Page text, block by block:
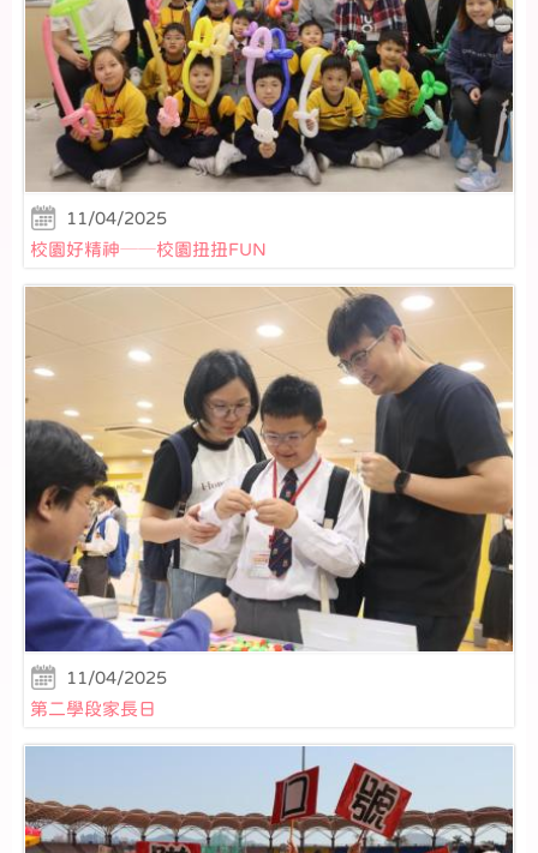
11/04/2025
校園好精神──校園扭扭FUN
11/04/2025
第二學段家長日